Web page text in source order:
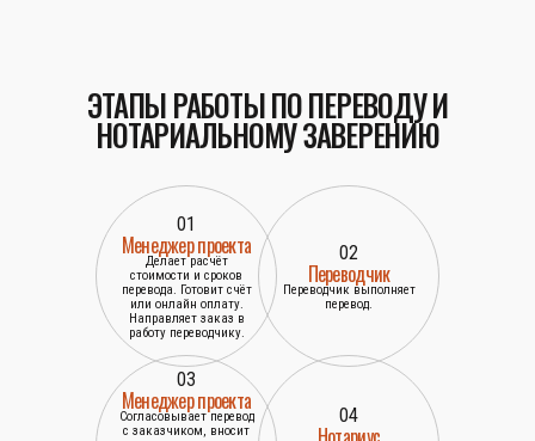
ЭТАПЫ РАБОТЫ ПО ПЕРЕВОДУ И
НОТАРИАЛЬНОМУ ЗАВЕРЕНИЮ
01
Менеджер проекта
Делает расчёт
стоимости и сроков
перевода. Готовит счёт
или онлайн оплату.
Направляет заказ в
работу переводчику.
02
Переводчик
Переводчик выполняет
перевод.
03
Менеджер проекта
Согласовывает перевод
с заказчиком, вносит
04